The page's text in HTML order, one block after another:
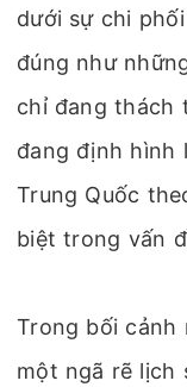
dưới sự chi
đúng như
chỉ đang thách
đang định hình
Trung Quốc
biệt trong vấn
Trong bối cảnh
một ngã rẽ lịch